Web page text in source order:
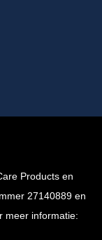
Products en
27140889 en
meer informatie: